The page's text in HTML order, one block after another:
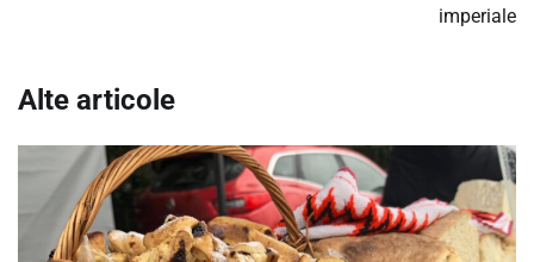
imperiale
Alte articole